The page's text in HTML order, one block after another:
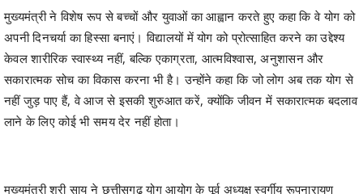
केवल शारीरिक स्वास्थ्य नहीं, बल्कि एकाग्रता, आत्मविश्वास, अनुशासन और
सकारात्मक सोच का विकास करना भी है। उन्होंने कहा कि जो लोग अब तक योग से
नहीं जुड़ पाए हैं, वे आज से इसकी शुरुआत करें, क्योंकि जीवन में सकारात्मक बदलाव
लाने के लिए कोई भी समय देर नहीं होता।
उनका योगदान सदैव प्रेरणास्रोत रहेगा। उन्होंने कहा कि योग को घर-घर तक